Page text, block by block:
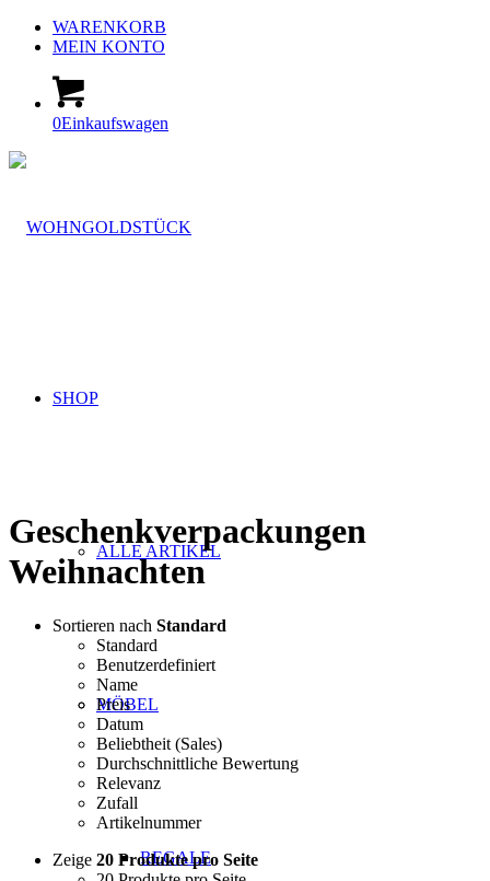
WARENKORB
MEIN KONTO
0Einkaufswagen
SHOP
ALLE ARTIKEL
MÖBEL
REGALE
Geschenkverpackungen
Weihnachten
Sortieren nach Standard
Standard
Benutzerdefiniert
Name
Preis
Datum
Beliebtheit (Sales)
Durchschnittliche Bewertung
Relevanz
Zufall
Artikelnummer
Zeige 20 Produkte pro Seite